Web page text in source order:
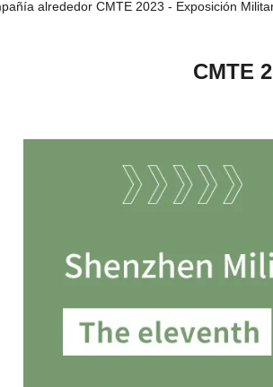
alrededor CMTE 2023 - Exposición
CMTE